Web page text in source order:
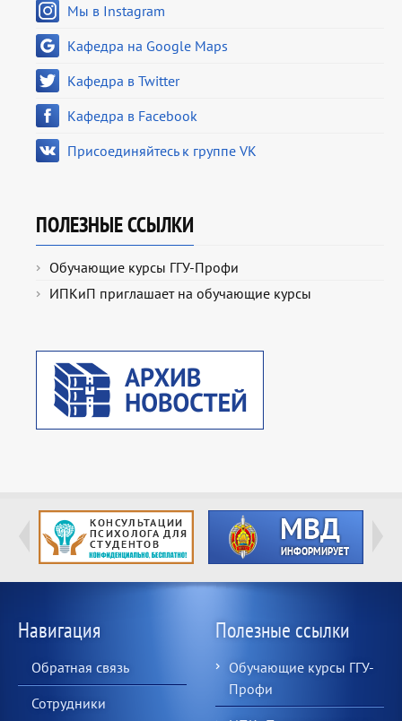
Мы в Instagram
Кафедра на Google Maps
Кафедра в Twitter
Кафедра в Facebook
Присоединяйтесь к группе VK
ПОЛЕЗНЫЕ ССЫЛКИ
Обучающие курсы ГГУ-Профи
ИПКиП приглашает на обучающие курсы
Навигация
Обратная связь
Сотрудники
Полезные ссылки
Обучающие курсы ГГУ-
Профи